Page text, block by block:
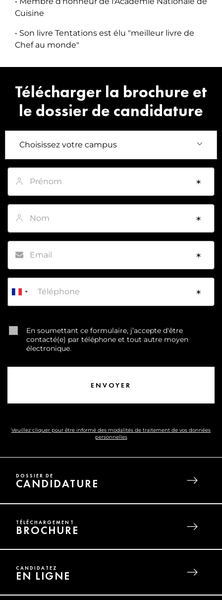
Cuisine
• Son livre Tentations est élu "meilleur livre de
Chef au monde"
Télécharger la brochure et
le dossier de candidature
Prénom
Nom
Email
En soumettant ce formulaire, j’accepte d'être
contacté(e) par téléphone et tout autre moyen
électronique.
Veuillez cliquer pour être informé des modalités de traitement de vos données
personnelles
DOSSIER DE
CANDIDATURE
TÉLÉCHARGEMENT
BROCHURE
CANDIDATEZ
EN LIGNE